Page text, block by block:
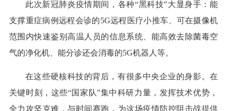
此次新冠肺炎疫情期间，各种“黑科技”大显身手：能
支撑重症病例远程会诊的5G远程医疗小推车、可在摄像机
范围内快速鉴别高温人员的信息系统、能高效去除菌毒空
气的净化机、能分诊还会消毒的5G机器人等。
在这些硬核科技的背后，有很多中央企业的身影。在
关键时刻，这些“国家队”集中科研力量，发挥技术优势，
全力攻坚克难，与时间赛跑，为这场疫情防控阻击战提供